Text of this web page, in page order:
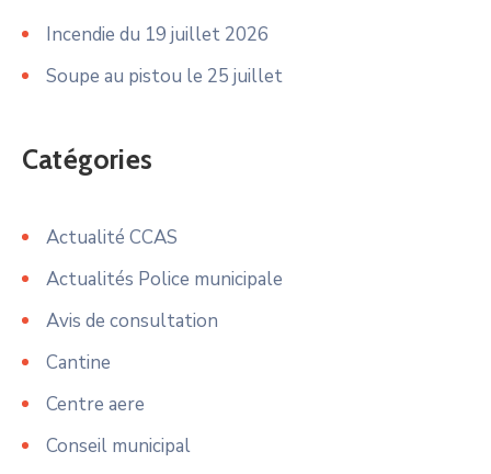
Incendie du 19 juillet 2026
Soupe au pistou le 25 juillet
Catégories
Actualité CCAS
Actualités Police municipale
Avis de consultation
Cantine
Centre aere
Conseil municipal